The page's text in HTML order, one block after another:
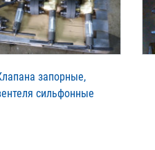
запорные,
сильфонные